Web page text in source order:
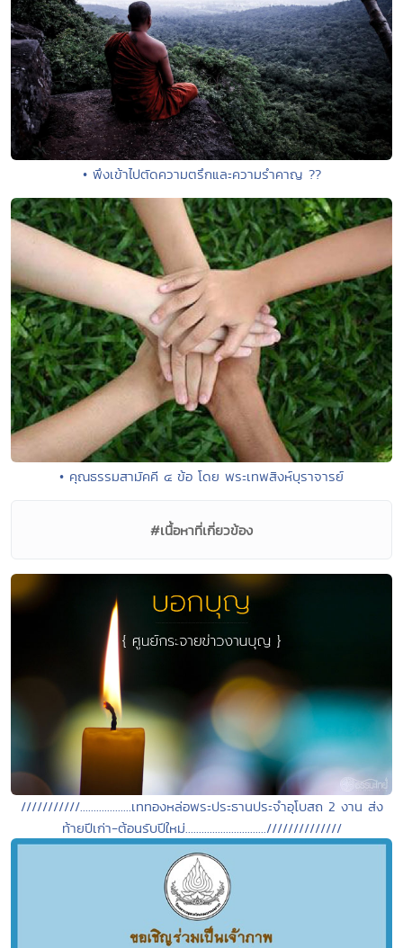
• พึงเข้าไปตัดความตรึกและความรำคาญ ??
• คุณธรรมสามัคคี ๔ ข้อ โดย พระเทพสิงห์บุราจารย์
#เนื้อหาที่เกี่ยวข้อง
///////////...................เททองหล่อพระประธานประจำอุโบสถ 2 งาน ส่ง
ท้ายปีเก่า-ต้อนรับปีใหม่..............................//////////////